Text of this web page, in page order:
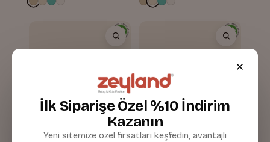
İlk Siparişe Özel %10 İndirim
Kazanın
Yeni sitemize özel fırsatları keşfedin, avantajlı